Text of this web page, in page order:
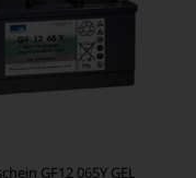
GF12 065Y GEL